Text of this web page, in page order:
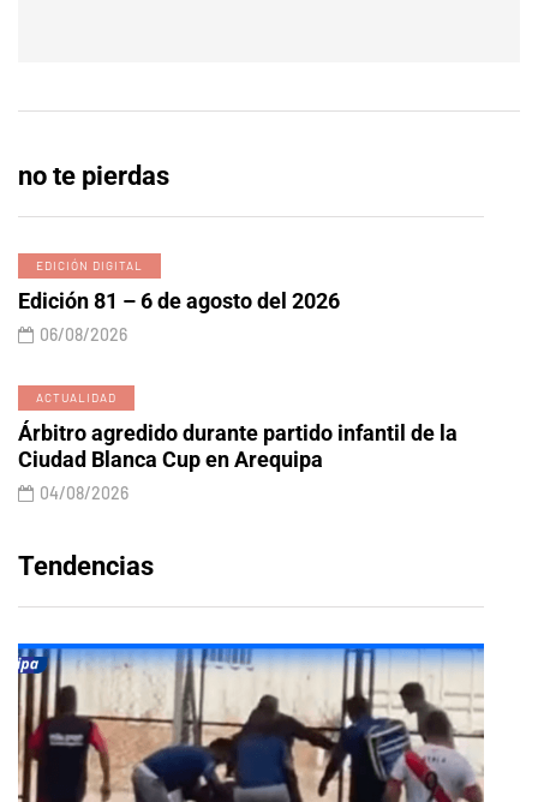
no te pierdas
EDICIÓN DIGITAL
Edición 81 – 6 de agosto del 2026
06/08/2026
ACTUALIDAD
Árbitro agredido durante partido infantil de la
Ciudad Blanca Cup en Arequipa
04/08/2026
Tendencias